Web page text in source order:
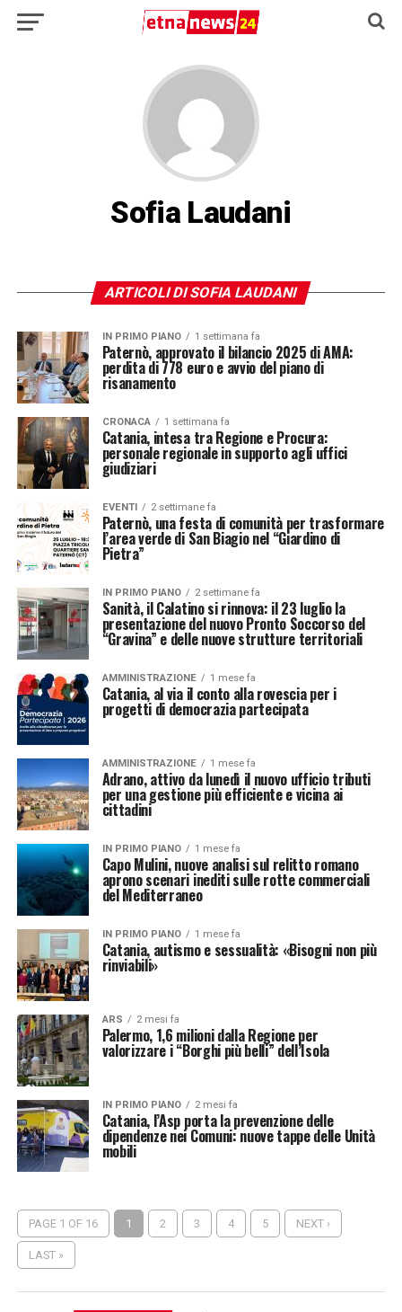
Sofia Laudani
ARTICOLI DI SOFIA LAUDANI
IN PRIMO PIANO 1 settimana fa
Paternò, approvato il bilancio 2025 di AMA:
perdita di 778 euro e avvio del piano di
risanamento
CRONACA 1 settimana fa
Catania, intesa tra Regione e Procura:
personale regionale in supporto agli uffici
giudiziari
EVENTI 2 settimane fa
Paternò, una festa di comunità per trasformare
l’area verde di San Biagio nel “Giardino di
Pietra”
IN PRIMO PIANO 2 settimane fa
Sanità, il Calatino si rinnova: il 23 luglio la
presentazione del nuovo Pronto Soccorso del
“Gravina” e delle nuove strutture territoriali
AMMINISTRAZIONE 1 mese fa
Catania, al via il conto alla rovescia per i
progetti di democrazia partecipata
AMMINISTRAZIONE 1 mese fa
Adrano, attivo da lunedì il nuovo ufficio tributi
per una gestione più efficiente e vicina ai
cittadini
IN PRIMO PIANO 1 mese fa
Capo Mulini, nuove analisi sul relitto romano
aprono scenari inediti sulle rotte commerciali
del Mediterraneo
IN PRIMO PIANO 1 mese fa
Catania, autismo e sessualità: «Bisogni non più
rinviabili»
ARS 2 mesi fa
Palermo, 1,6 milioni dalla Regione per
valorizzare i “Borghi più belli” dell’Isola
IN PRIMO PIANO 2 mesi fa
Catania, l’Asp porta la prevenzione delle
dipendenze nei Comuni: nuove tappe delle Unità
mobili
PAGE 1 OF 16 1 2 3 4 5 NEXT ›
LAST »